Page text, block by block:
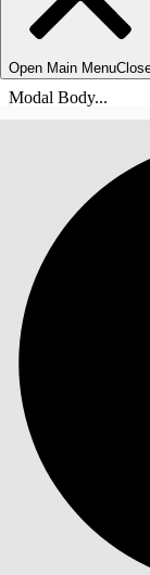
Open Main Menu
Modal Body...
目录